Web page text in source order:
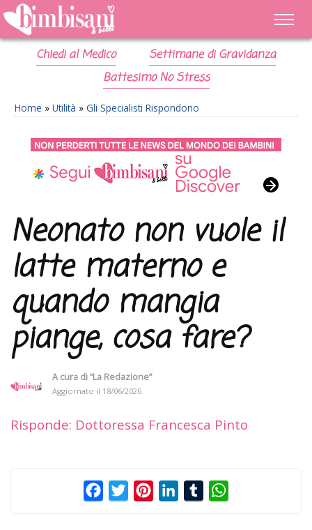
Chiedi al Medico
Settimane di Gravidanza
Battesimo No Stress
Home » Utilità » Gli Specialisti Rispondono
Neonato non vuole il
latte materno e
quando mangia
piange, cosa fare?
A cura di“La Redazione”
Aggiornato il 18/06/2026
Risponde: Dottoressa Francesca Pinto
FacebookTwitterPinterestLinkedInTumblr